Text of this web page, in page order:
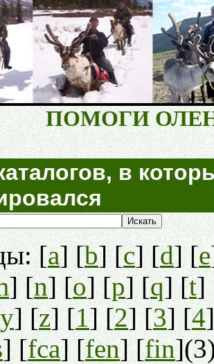
ПОМОГИ
в
[a] [b] [c] [d] [e
] [n] [o] [p] [q] [t]
y] [z] [1] [2] [3] [4
] [fca] [fen] [fin